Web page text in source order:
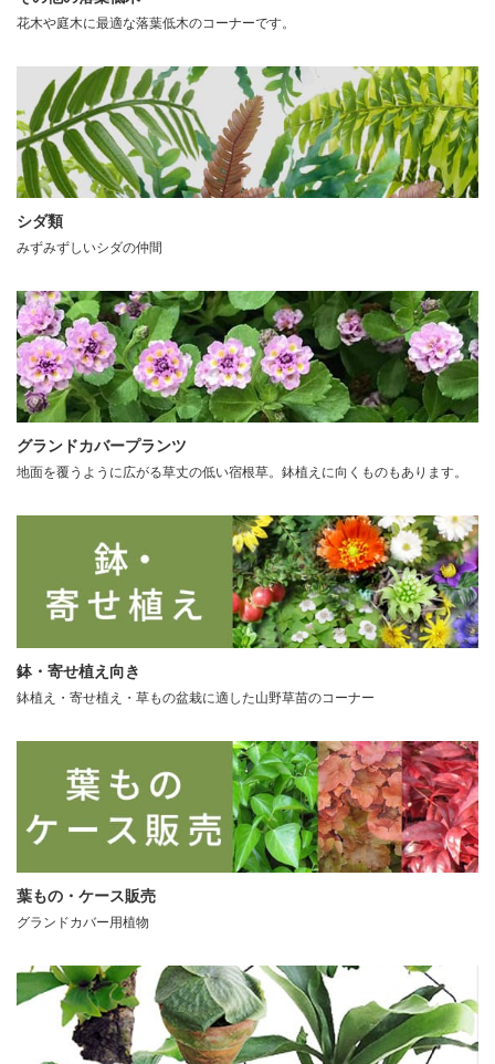
花木や庭木に最適な落葉低木のコーナーです。
シダ類
みずみずしいシダの仲間
グランドカバープランツ
地面を覆うように広がる草丈の低い宿根草。鉢植えに向くものもあります。
鉢・寄せ植え向き
鉢植え・寄せ植え・草もの盆栽に適した山野草苗のコーナー
葉もの・ケース販売
グランドカバー用植物